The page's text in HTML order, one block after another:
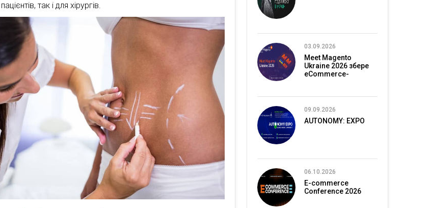
так і для хірургів.
03.09.2026
Meet Magento
Ukraine 2026 збере
eCommerce-
09.09.2026
AUTONOMY: EXPO
06.10.2026
E-commerce
Conference 2026